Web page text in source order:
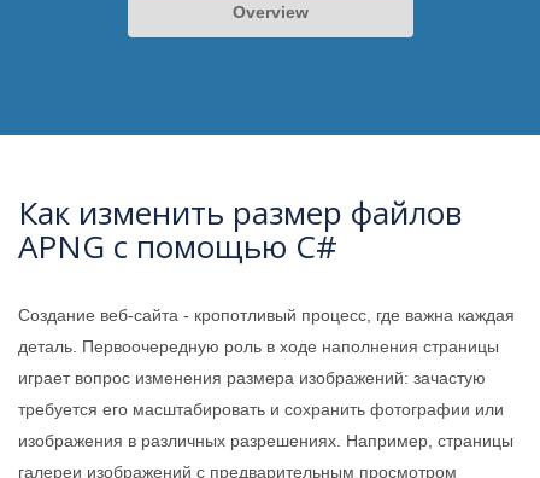
Overview
Как изменить размер файлов
APNG с помощью C#
Создание веб-сайта - кропотливый процесс, где важна каждая
деталь. Первоочередную роль в ходе наполнения страницы
играет вопрос изменения размера изображений: зачастую
требуется его масштабировать и сохранить фотографии или
изображения в различных разрешениях. Например, страницы
галереи изображений с предварительным просмотром